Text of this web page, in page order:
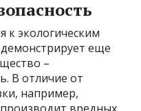
к экологическим
еще
–
В отличие от
например,